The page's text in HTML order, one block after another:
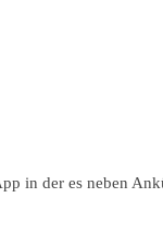
in der es neben